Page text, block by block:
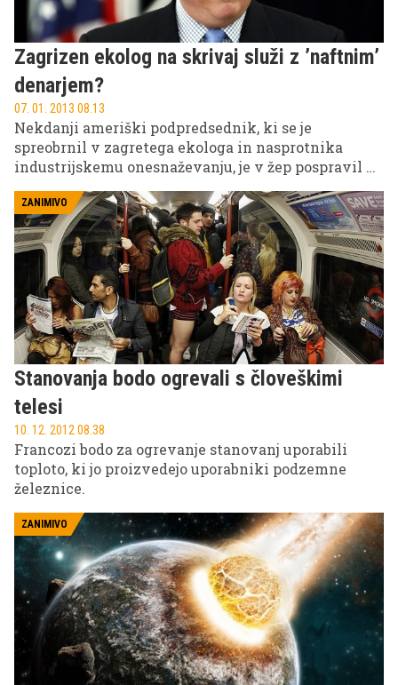
Zagrizen ekolog na skrivaj služi z ’naftnim’
denarjem?
07. 01. 2013 08.13
Nekdanji ameriški podpredsednik, ki se je
spreobrnil v zagretega ekologa in nasprotnika
industrijskemu onesnaževanju, je v žep pospravil 76
milijonov ’naftnega’ denarja.
ZANIMIVO
Stanovanja bodo ogrevali s človeškimi
telesi
10. 12. 2012 08.38
Francozi bodo za ogrevanje stanovanj uporabili
toploto, ki jo proizvedejo uporabniki podzemne
železnice.
ZANIMIVO